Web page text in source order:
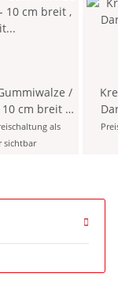
/
cm breit ,
als
sichtbar